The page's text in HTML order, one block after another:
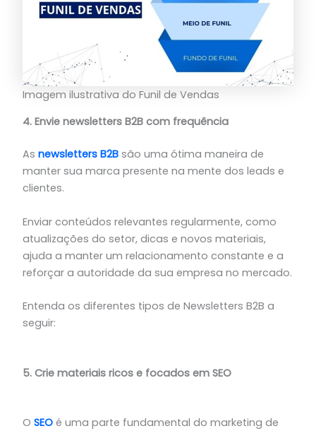
Imagem ilustrativa do Funil de Vendas
4. Envie newsletters B2B com frequência
As newsletters B2Bsão uma ótima maneira de
manter sua marca presente na mente dos leads e
clientes.
Enviar conteúdos relevantes regularmente, como
atualizações do setor, dicas e novos materiais,
ajuda a manter um relacionamento constante e a
reforçar a autoridade da sua empresa no mercado.
Entenda os diferentes tipos de Newsletters B2B a
seguir:
5. Crie materiais ricos e focados em SEO
O SEOé uma parte fundamental do marketing de